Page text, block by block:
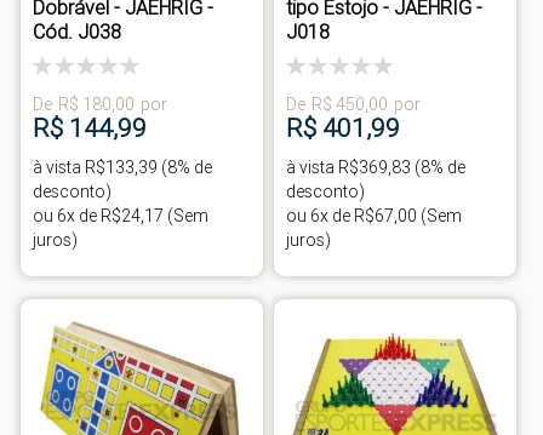
Dobrável - JAEHRIG -
Cód. J038
Classificação:
De R$ 180,00 por
R$ 144,99
à vista R$133,39 (8% de
desconto)
ou 6x de R$24,17 (Sem
juros)
tipo Estojo - JAEHRIG -
J018
Classificação:
De R$ 450,00 por
R$ 401,99
à vista R$369,83 (8% de
desconto)
ou 6x de R$67,00 (Sem
juros)